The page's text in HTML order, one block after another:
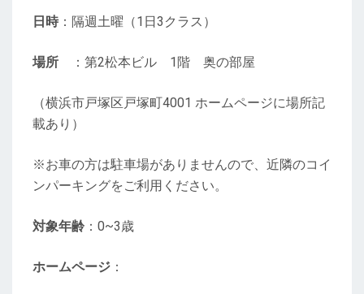
日時：隔週土曜（1日3クラス）
場所 ：第2松本ビル 1階 奥の部屋
（横浜市戸塚区戸塚町4001 ホームページに場所記
載あり）
※お車の方は駐車場がありませんので、近隣のコイ
ンパーキングをご利用ください。
対象年齢 ：0~3歳
ホームページ ：